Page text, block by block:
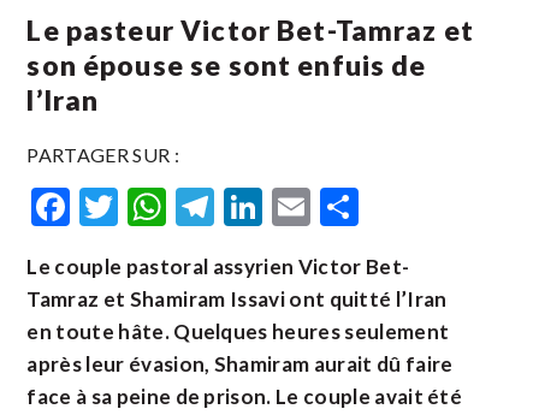
Le pasteur Victor Bet-Tamraz et
son épouse se sont enfuis de
l’Iran
PARTAGER SUR :
Facebook
Twitter
WhatsApp
Telegram
LinkedIn
Email
Le couple pastoral assyrien Victor Bet-
Tamraz et Shamiram Issaviont quitté l’Iran
en toute hâte. Quelques heures seulement
après leur évasion, Shamiram aurait dû faire
face à sa peine de prison. Le couple avait été